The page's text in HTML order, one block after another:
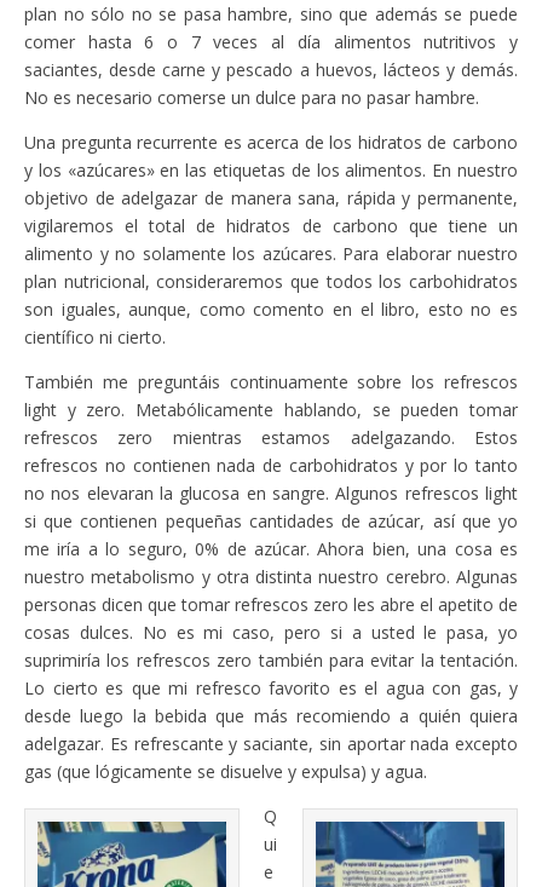
plan no sólo no se pasa hambre, sino que además se puede
comer hasta 6 o 7 veces al día alimentos nutritivos y
saciantes, desde carne y pescado a huevos, lácteos y demás.
No es necesario comerse un dulce para no pasar hambre.
Una pregunta recurrente es acerca de los hidratos de carbono
y los «azúcares» en las etiquetas de los alimentos. En nuestro
objetivo de adelgazar de manera sana, rápida y permanente,
vigilaremos el total de hidratos de carbono que tiene un
alimento y no solamente los azúcares. Para elaborar nuestro
plan nutricional, consideraremos que todos los carbohidratos
son iguales, aunque, como comento en el libro, esto no es
científico ni cierto.
También me preguntáis continuamente sobre los refrescos
light y zero. Metabólicamente hablando, se pueden tomar
refrescos zero mientras estamos adelgazando. Estos
refrescos no contienen nada de carbohidratos y por lo tanto
no nos elevaran la glucosa en sangre. Algunos refrescos light
si que contienen pequeñas cantidades de azúcar, así que yo
me iría a lo seguro, 0% de azúcar. Ahora bien, una cosa es
nuestro metabolismo y otra distinta nuestro cerebro. Algunas
personas dicen que tomar refrescos zero les abre el apetito de
cosas dulces. No es mi caso, pero si a usted le pasa, yo
suprimiría los refrescos zero también para evitar la tentación.
Lo cierto es que mi refresco favorito es el agua con gas, y
desde luego la bebida que más recomiendo a quién quiera
adelgazar. Es refrescante y saciante, sin aportar nada excepto
gas (que lógicamente se disuelve y expulsa) y agua.
Q
ui
e